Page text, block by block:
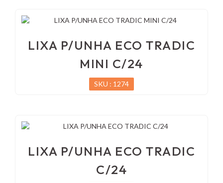
LIXA P/UNHA ECO TRADIC
MINI C/24
SKU : 1274
LIXA P/UNHA ECO TRADIC
C/24